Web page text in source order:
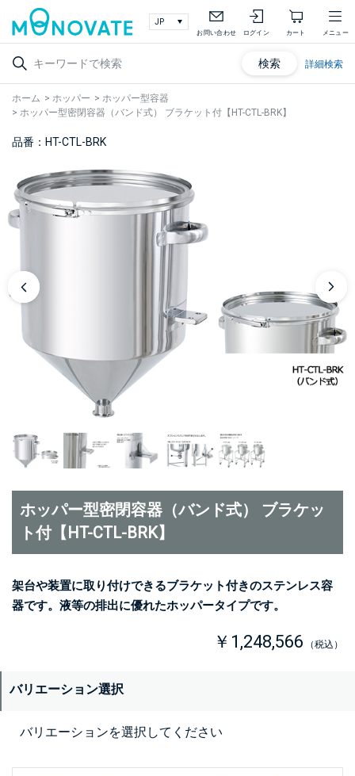
お問い合わせ ログイン カート メニュー
検索 詳細検索
ホーム > ホッパー > ホッパー型容器
> ホッパー型密閉容器（バンド式） ブラケット付【HT-CTL-BRK】
品番：HT-CTL-BRK
ホッパー型密閉容器（バンド式） ブラケッ
ト付【HT-CTL-BRK】
架台や装置に取り付けできるブラケット付きのステンレス容
器です。液等の排出に優れたホッパータイプです。
￥1,248,566 （税込）
バリエーション選択
バリエーションを選択してください